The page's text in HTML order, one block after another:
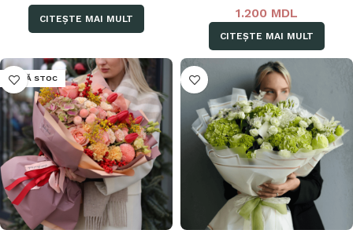
CITEȘTE MAI MULT 1.200 MDL
CITEȘTE MAI MULT
LIPSĂ STOC